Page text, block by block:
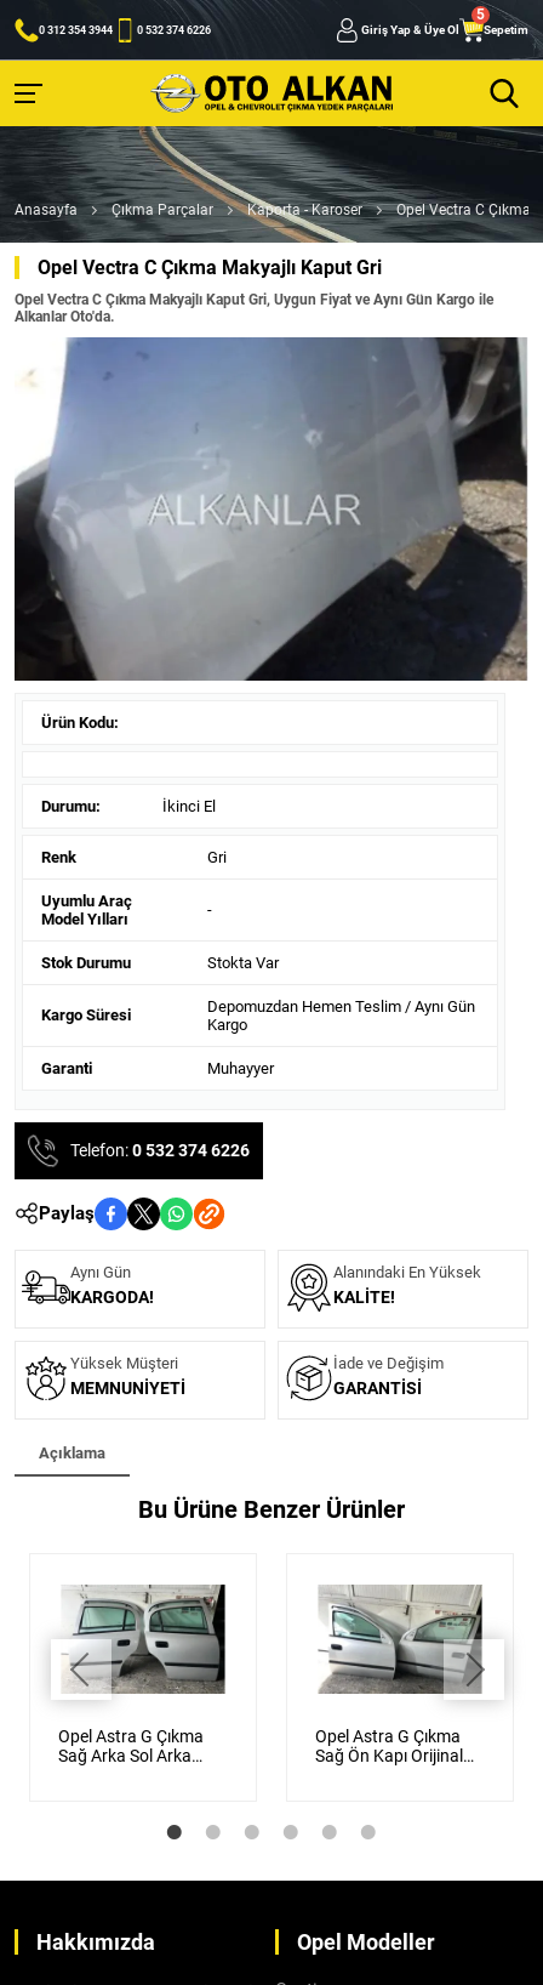
0 312 354 3944 0 532 374 6226 Giriş Yap & Üye Ol Sepetim
Anasayfa Çıkma Parçalar Kaporta - Karoser Opel Vectra C Çıkma
Opel Vectra C Çıkma Makyajlı Kaput Gri
Opel Vectra C Çıkma Makyajlı Kaput Gri, Uygun Fiyat ve Aynı Gün Kargo ile
Alkanlar Oto'da.
Ürün Kodu:
Durumu: İkinci El
Renk Gri
Uyumlu Araç
Model Yılları
-
Stok Durumu Stokta Var
Kargo Süresi
Depomuzdan Hemen Teslim / Aynı Gün
Kargo
Garanti Muhayyer
Telefon:0 532 374 6226
Paylaş
Aynı Gün
KARGODA!
Alanındaki En Yüksek
KALITE!
Yüksek Müşteri
MEMNUNIYETI
İade ve Değişim
GARANTISI
Açıklama
Bu Ürüne Benzer Ürünler
Opel Astra G Çıkma
Sağ Arka Sol Arka
Opel Astra G Çıkma
Sağ Ön Kapı Orijinal
Hakkımızda Opel Modeller